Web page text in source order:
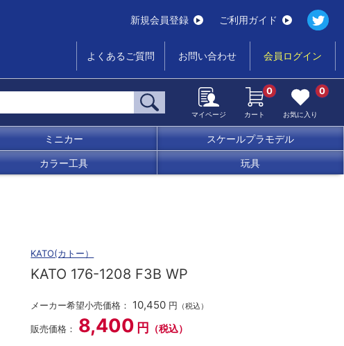
新規会員登録 ご利用ガイド
よくあるご質問 お問い合わせ 会員ログイン
マイページ カート
0
お気に入り
0
ミニカー スケールプラモデル
カラー工具 玩具
KATO(カトー）
KATO 176-1208 F3B WP
メーカー希望小売価格： 10,450 円 （税込）
販売価格： 8,400 円 （税込）